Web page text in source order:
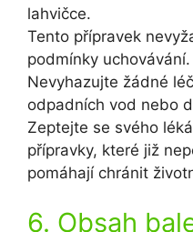
lahvičce.
Tento přípravek
podmínky uchovávání.
Nevyhazujte žádné
odpadních vod nebo
Zeptejte se svého
přípravky, které již
pomáhají chránit
6. Obsah